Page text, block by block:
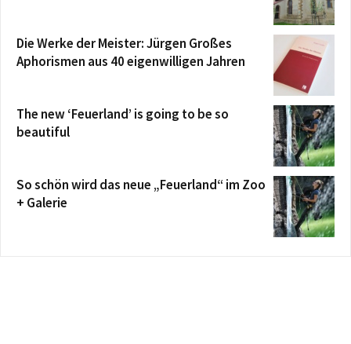
Die Werke der Meister: Jürgen Großes
Aphorismen aus 40 eigenwilligen Jahren
The new ‘Feuerland’ is going to be so
beautiful
So schön wird das neue „Feuerland“ im Zoo
+ Galerie